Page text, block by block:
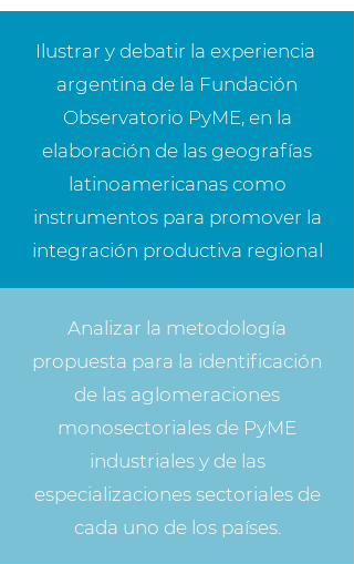
Ilustrar y debatir la experiencia
argentina de la Fundación
Observatorio PyME, en la
elaboración de las geografías
latinoamericanas como
instrumentos para promover la
integración productiva regional
Analizar la metodología
propuesta para la identificación
de las aglomeraciones
monosectoriales de PyME
industriales y de las
especializaciones sectoriales de
cada uno de los países.